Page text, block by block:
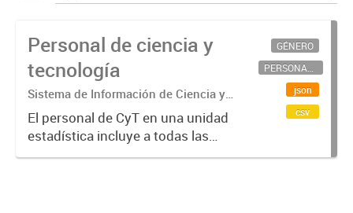
Personal de ciencia y
tecnología
Sistema de Información de Ciencia y
Tecnología Argentino (SICYTAR)
El personal de CyT en una unidad
estadística incluye a todas las
personas involucradas
GÉNERO
PERSONAL CIENTÍFICO-TECNOLÓGICO
json
csv